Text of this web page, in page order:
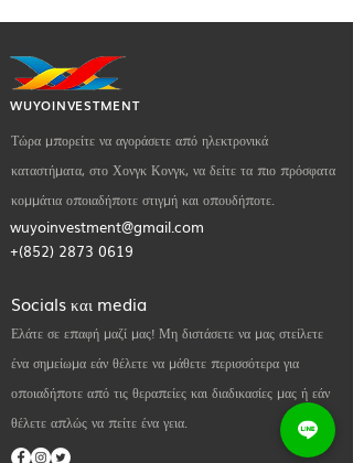
WUYOINVESTMENT
Τώρα μπορείτε να αγοράσετε από ηλεκτρονικά
καταστήματα, στο Χονγκ Κονγκ, να δείτε τα πιο πρόσφατα
κομμάτια οποιαδήποτε στιγμή και οπουδήποτε.
wuyoinvestment@gmail.com
+(852) 2873 0619
Socials και media
Ελάτε σε επαφή μαζί μας! Μη διστάσετε να μας στείλετε
ένα σημείωμα εάν θέλετε να μάθετε περισσότερα για
οποιαδήποτε από τις θεραπείες και διαδικασίες μας ή εάν
θέλετε απλώς να πείτε ένα γεια.